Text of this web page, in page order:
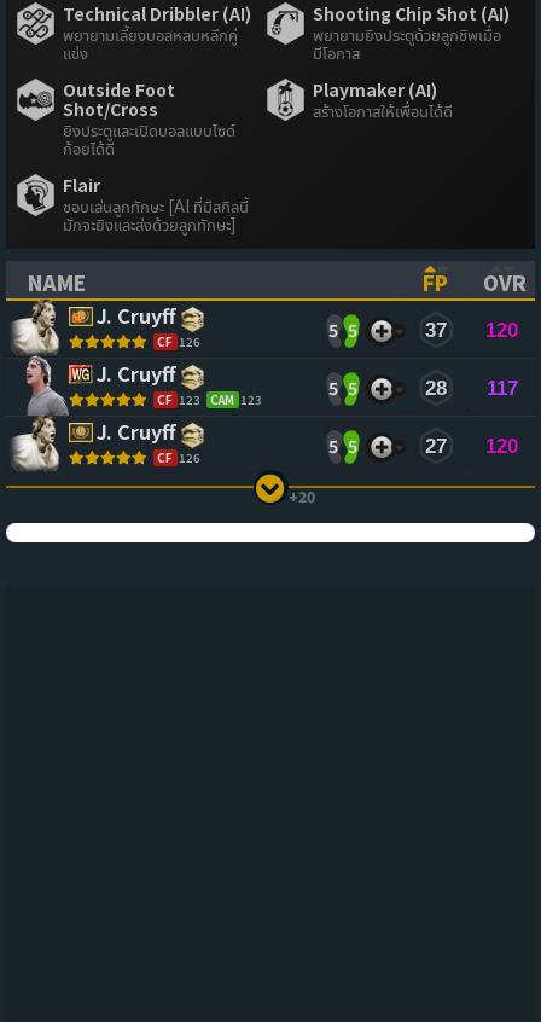
Technical Dribbler (AI)
พยายามเลี้ยงบอลหลบหลีกคู่
แข่ง
Shooting Chip Shot (AI)
พยายามยิงประตูด้วยลูกชิพเมื่อ
มีโอกาส
Outside Foot
Shot/Cross
ยิงประตูและเปิดบอลแบบไซด์
ก้อยได้ดี
Playmaker (AI)
สร้างโอกาสให้เพื่อนได้ดี
Flair
ชอบเล่นลูกทักษะ [AI ที่มีสกิลนี้
มักจะยิงและส่งด้วยลูกทักษะ]
NAME
(CLICK TO SORT ASCENDING)
FP
OVR
J. Cruyff
CF 126
5 5 37 120
J. Cruyff
CF 123 CAM 123
5 5 28 117
J. Cruyff
CF 126
5 5 27 120
+20